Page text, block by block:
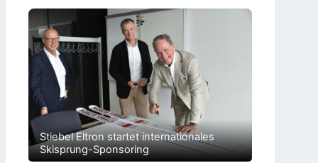
Stiebel Eltron startet internationales
Skisprung-Sponsoring